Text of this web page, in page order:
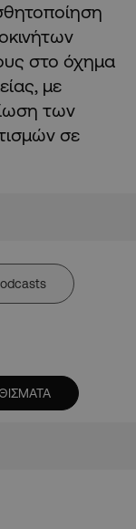
στο όχημα
με
των
σε